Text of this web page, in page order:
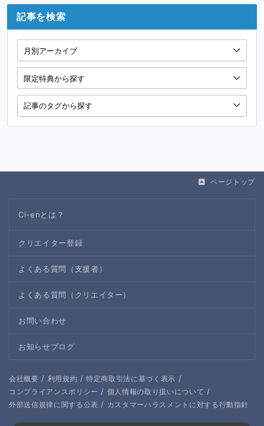
記事を検索
ページトップ
Ci-enとは？
クリエイター登録
よくある質問（支援者）
よくある質問（クリエイター）
お問い合わせ
お知らせブログ
会社概要 / 利用規約 / 特定商取引法に基づく表示 /
コンプライアンスポリシー / 個人情報の取り扱いについて /
外部送信規律に関する公表 / カスタマーハラスメントに対する行動指針